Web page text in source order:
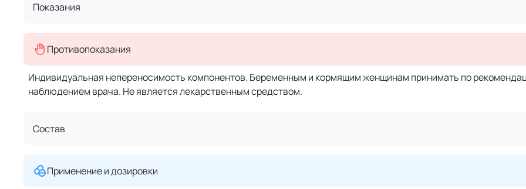
Показания
Противопоказания
Индивидуальная непереносимость компонентов. Беременным и кормящим женщинам принимать по
наблюдением врача. Не является лекарственным средством.
Состав
Применение и дозировки